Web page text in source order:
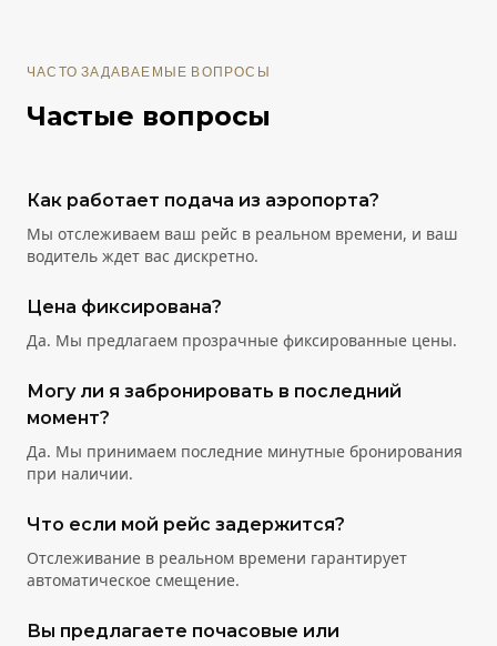
ЧАСТО ЗАДАВАЕМЫЕ ВОПРОСЫ
Частые вопросы
Как работает подача из аэропорта?
Мы отслеживаем ваш рейс в реальном времени, и ваш
водитель ждет вас дискретно.
Цена фиксирована?
Да. Мы предлагаем прозрачные фиксированные цены.
Могу ли я забронировать в последний
момент?
Да. Мы принимаем последние минутные бронирования
при наличии.
Что если мой рейс задержится?
Отслеживание в реальном времени гарантирует
автоматическое смещение.
Вы предлагаете почасовые или